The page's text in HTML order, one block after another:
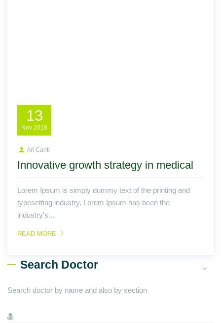
13
Nov 2018
Ari Canti
Innovative growth strategy in medical
Lorem Ipsum is simply dummy text of the printing and
typesetting industry. Lorem Ipsum has been the
industry's...
READ MORE
Search Doctor
Search doctor by name and also by section